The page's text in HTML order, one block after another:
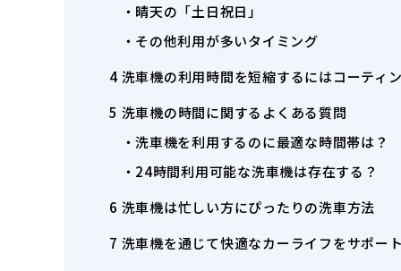
晴天の「土日祝日」
その他利用が多いタイミング
4洗車機の利用時間を短縮するにはコーティ
5 洗車機の時間に関するよくある質問
洗車機を利用するのに最適な時間帯は？
24時間利用可能な洗車機は存在する？
6 洗車機は忙しい方にぴったりの洗車方法
7 洗車機を通じて快適なカーライフをサポート